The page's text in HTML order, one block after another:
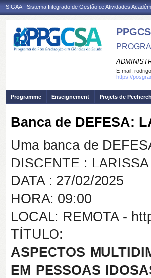
SIGAA - Sistema Integrado de Gestão de Atividades
E-mail:
https://
Programme Enseignement Projets de
Banca de DEFESA:
Uma banca de
DISCENTE :
DATA : 27/02/2025
HORA: 09:00
LOCAL: REMOTA -
TÍTULO:
ASPECTOS
EM PESSOAS